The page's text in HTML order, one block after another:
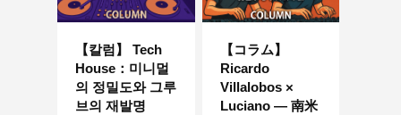
【칼럼】 Tech
House：미니멀
의 정밀도와 그루
브의 재발명
【コラム】
Ricardo
Villalobos ×
Luciano — 南米